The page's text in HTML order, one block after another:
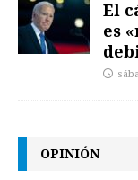
El
es
OPINIÓN